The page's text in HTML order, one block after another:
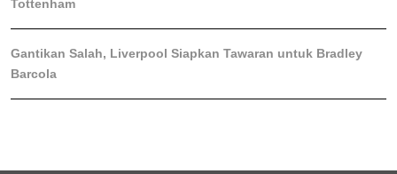
Tottenham
Gantikan Salah, Liverpool Siapkan Tawaran untuk Bradley
Barcola